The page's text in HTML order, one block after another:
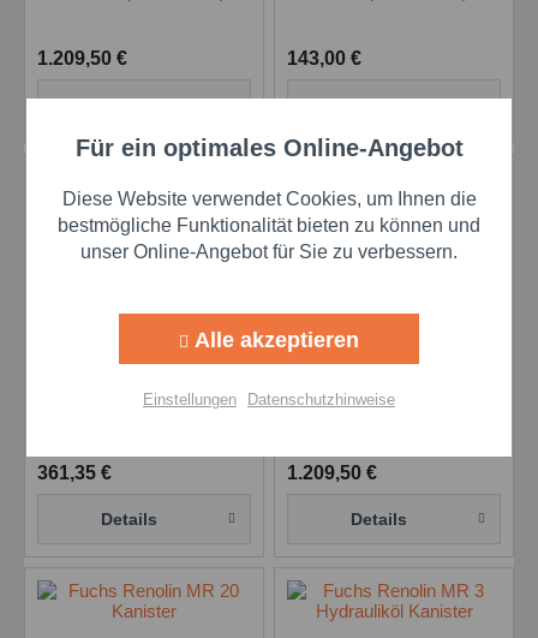
1.209,50 €
Details
143,00 €
Details
(6,57 € * / 1 Liter)
361,35 €
Details
Fuchs Renolin MR 20
Inhalt205 Liter(5,90 € * / 1 Liter)
1.209,50 €
Details
Funktionale Aktiv
Marketing Aktiv
Personalisierung Aktiv
Einstellungen speichern
Für ein optimales Online-Angebot
Diese Website verwendet Cookies, um Ihnen die
bestmögliche Funktionalität bieten zu können und
unser Online-Angebot für Sie zu verbessern.
Alle akzeptieren
Einstellungen Datenschutzhinweise